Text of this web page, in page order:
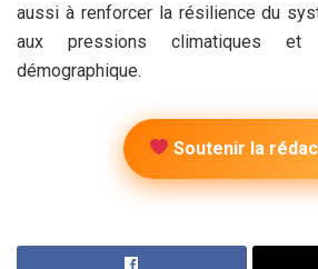
aussi à renforcer la résilience du
aux pressions climatiques
démographique.
Soutenir la